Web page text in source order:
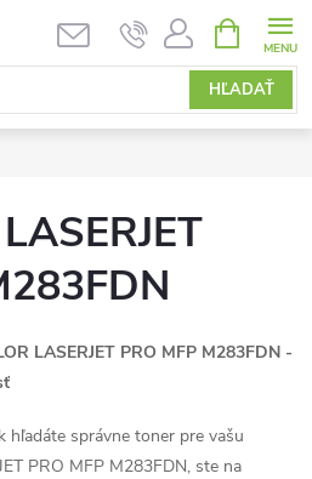
HĽADAŤ
KOŠÍK
LASERJET PRO MFP M283FDN -
správne toner pre vašu
PRO MFP M283FDN, ste na